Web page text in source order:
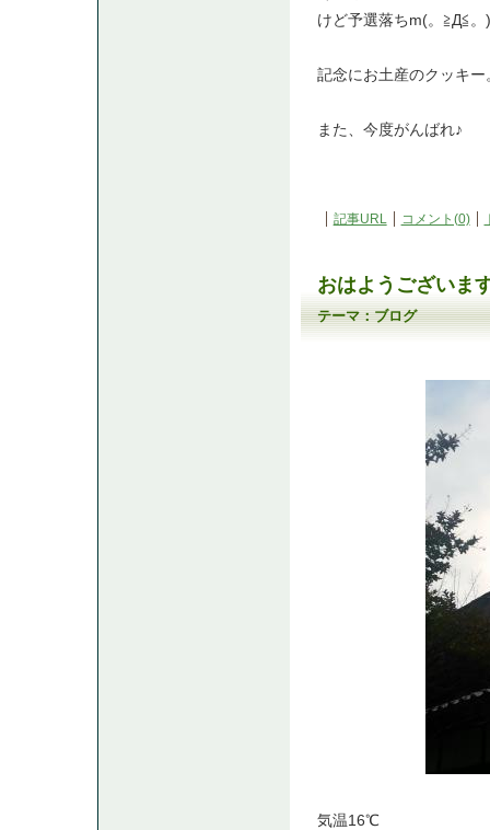
けど予選落ちm(。≧Д≦。
記念にお土産のクッキー
また、今度がんばれ♪
記事URL コメント(0)
おはようございま
テーマ：ブログ
気温16℃